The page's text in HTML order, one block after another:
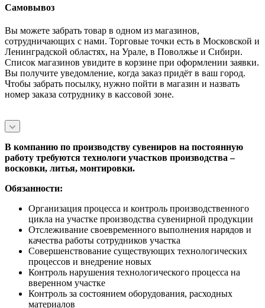
Самовывоз
Вы можете забрать товар в одном из магазинов,
сотрудничающих с нами. Торговые точки есть в Московской и
Ленинградской областях, на Урале, в Поволжье и Сибири.
Список магазинов увидите в корзине при оформлении заявки.
Вы получите уведомление, когда заказ придёт в ваш город.
Чтобы забрать посылку, нужно пойти в магазин и назвать
номер заказа сотруднику в кассовой зоне.
В компанию по производству сувениров на постоянную
работу требуются технологи участков производства –
восковки, литья, монтировки.
Обязанности:
Организация процесса и контроль производственного
цикла на участке производства сувенирной продукции
Отслеживание своевременного выполнения нарядов и
качества работы сотрудников участка
Совершенствование существующих технологических
процессов и внедрение новых
Контроль нарушения технологического процесса на
вверенном участке
Контроль за состоянием оборудования, расходных
материалов